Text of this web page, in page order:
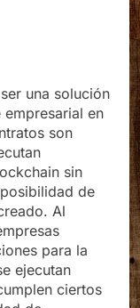
una solución
en
son
sin
de
Al
para la
ejecutan
ciertos